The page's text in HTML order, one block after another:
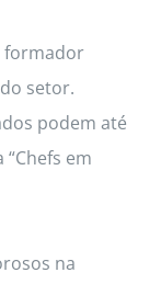
formador
setor.
podem até
em
na